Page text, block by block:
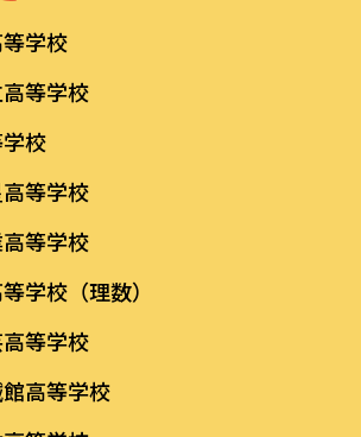
学校
等学校
校
等学校
等学校
学校（理数）
等学校
高等学校